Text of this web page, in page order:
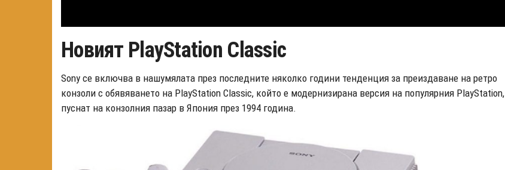
Новият PlayStation Classic
Sony се включва в нашумялата през последните няколко години тенденция за преиздаване на ретро
конзоли с обявяването на PlayStation Classic, който е модернизирана версия на популярния PlayStation,
пуснат на конзолния пазар в Япония през 1994 година.